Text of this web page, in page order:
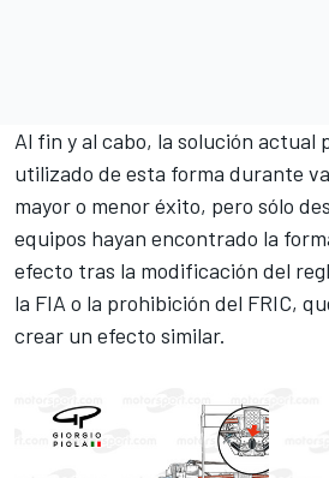
Al fin y al cabo, la solución actual
utilizado de esta forma durante
mayor o menor éxito, pero sólo
equipos hayan encontrado la
efecto tras la modificación del
la FIA o la prohibición del FRIC,
crear un efecto similar.